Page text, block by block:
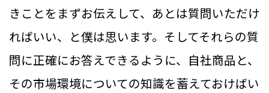
きことをまずお伝えして、あとは質問いただけ
ればいい、と僕は思います。そしてそれらの質
問に正確にお答えできるように、自社商品と、
その市場環境についての知識を蓄えておけばい